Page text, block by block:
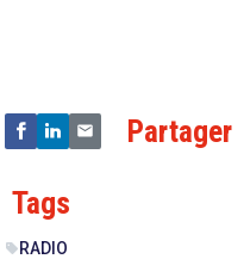
Partager
Tags
sellRADIO